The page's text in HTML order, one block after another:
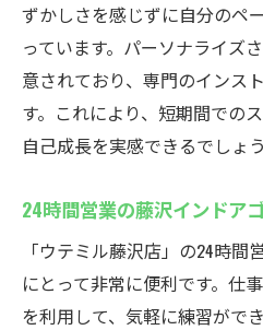
ずかしさを感じずに自分のペ
っています。パーソナライズ
意されており、専門のインス
す。これにより、短期間での
自己成長を実感できるでしょう
24時間営業の藤沢インドア
「ウテミル藤沢店」の24時
にとって非常に便利です。仕
を利用して、気軽に練習がで